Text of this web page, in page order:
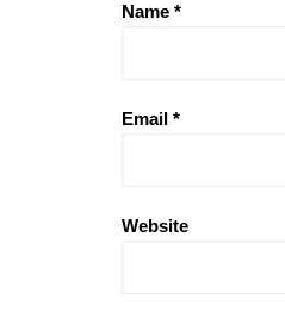
Name *
Email *
Website